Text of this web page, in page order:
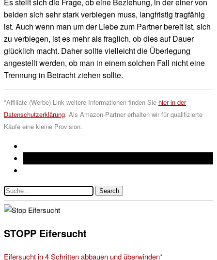
beiden sich sehr stark verbiegen muss, langfristig tragfähig
ist. Auch wenn man um der Liebe zum Partner bereit ist, sich
zu verbiegen, ist es mehr als fraglich, ob dies auf Dauer
glücklich macht. Daher sollte vielleicht die Überlegung
angestellt werden, ob man in einem solchen Fall nicht eine
Trennung in Betracht ziehen sollte.
*Affiliate (Werbe) Link weitere Informationen finden Sie hier in der
Datenschutzerklärung. Als Amazon-Partner erhalten wir für qualifizierte
Käufe eine kleine Provision.
STOPP Eifersucht
Eifer­sucht in 4 Schrit­ten abbauen und über­win­den*